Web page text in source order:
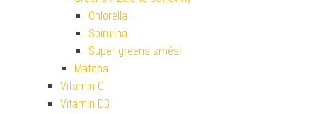
Chlorella
Spirulina
Super greens směsi
Matcha
Vitamin C
Vitamin D3